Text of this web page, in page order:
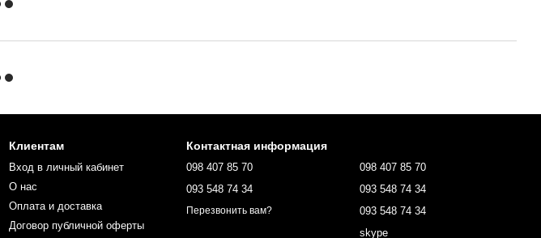
Клиентам
Вход в личный кабинет
О нас
Оплата и доставка
Договор публичной оферты
Контактная информация
098 407 85 70
093 548 74 34
Перезвонить вам?
098 407 85 70
093 548 74 34
093 548 74 34
skype